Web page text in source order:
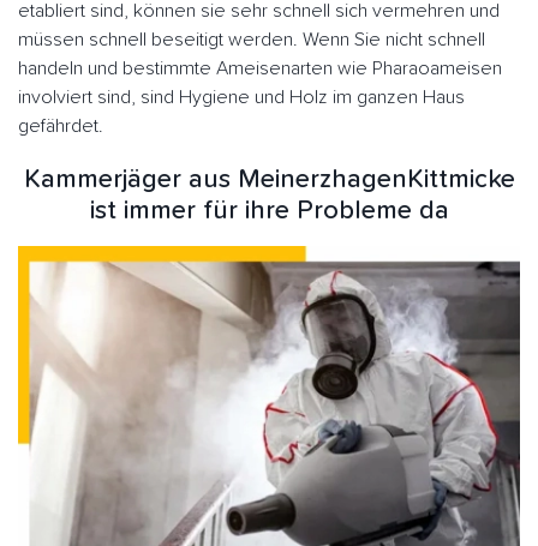
etabliert sind, können sie sehr schnell sich vermehren und
müssen schnell beseitigt werden. Wenn Sie nicht schnell
handeln und bestimmte Ameisenarten wie Pharaoameisen
involviert sind, sind Hygiene und Holz im ganzen Haus
gefährdet.
Kammerjäger aus MeinerzhagenKittmicke
ist immer für ihre Probleme da